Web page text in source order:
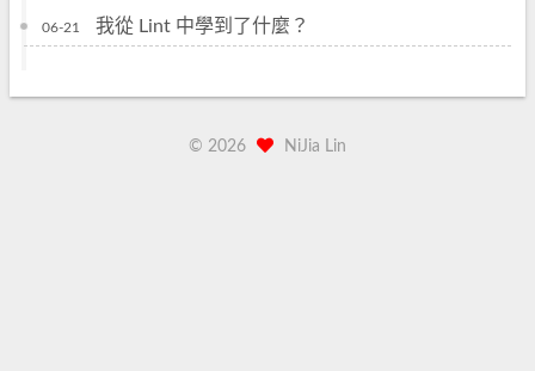
06-21 我從 Lint 中學到了什麼？
© 2026 NiJia Lin